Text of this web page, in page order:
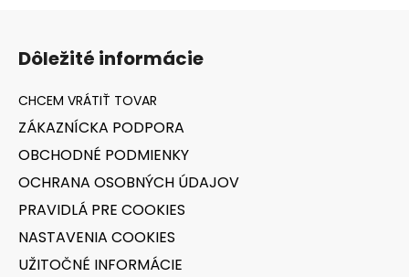
Dôležité informácie
ZÁKAZNÍCKA PODPORA
OBCHODNÉ PODMIENKY
OCHRANA OSOBNÝCH ÚDAJOV
PRAVIDLÁ PRE COOKIES
NASTAVENIA COOKIES
UŽITOČNÉ INFORMÁCIE